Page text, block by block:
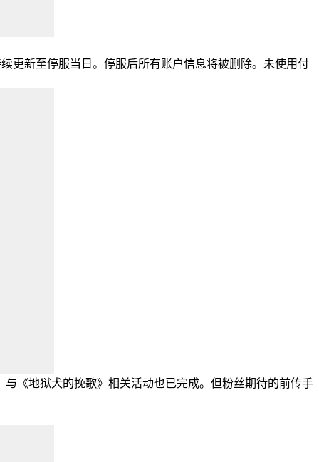
更新至停服当日。停服后所有账户信息将被删除。未使用付
《地狱犬的挽歌》相关活动也已完成。但粉丝期待的前传手